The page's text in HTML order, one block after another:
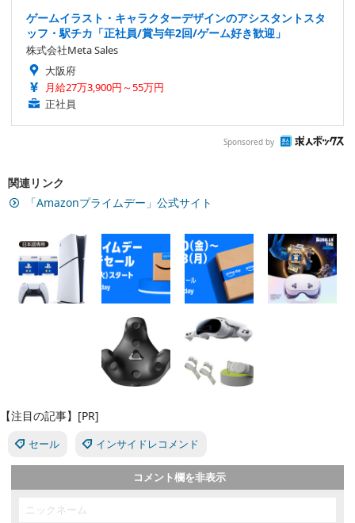
ゲームイラスト・キャラクターデザインのアシスタントスタ
ッフ・駅チカ「正社員/賞与年2回/ゲーム好き歓迎」
株式会社Meta Sales
大阪府
月給27万3,900円～55万円
正社員
Sponsored by
関連リンク
「Amazonプライムデー」公式サイト
【注目の記事】[PR]
セール インサイドレコメンド
コメント欄を非表示